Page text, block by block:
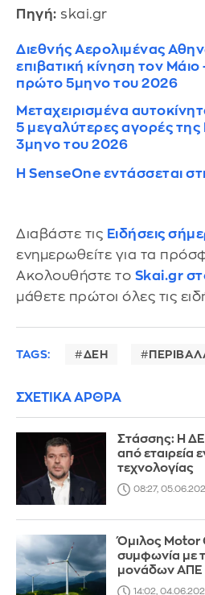
Πηγή: skai.gr
Διεθνής Αερολιμένας
επιβατική κίνηση τον
πρώτο 5μηνο του 2026
Μεταχειρισμένα
5 μεγαλύτερες αγορές
3μηνο του 2026
Η SenseOne εντάσσεται
Διαβάστε τις Ειδήσεις
ενημερωθείτε για τα
Ακολουθήστε το Skai.gr
μάθετε πρώτοι όλες τις
TAGS: ΔΕΗ
ΣΧΕΤΙΚΑ ΑΡΘΡΑ
Στάσσης: Η
από εταιρεία
τεχνολογίας
08:27,
Όμιλος Motor
συμφωνία με
μονάδων ΑΠΕ
14:02,